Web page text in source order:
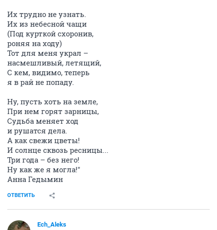
Их трудно не узнать.
Их из небесной чащи
(Под курткой схоронив,
роняя на ходу)
Тот для меня украл –
насмешливый, летящий,
С кем, видимо, теперь
я в рай не попаду.
Ну, пусть хоть на земле,
При нем горят зарницы,
Судьба меняет ход
и рушатся дела.
А как свежи цветы!
И солнце сквозь ресницы...
Три года – без него!
Ну как же я могла!"
Анна Гедымин
ОТВЕТИТЬ
Ech_Aleks